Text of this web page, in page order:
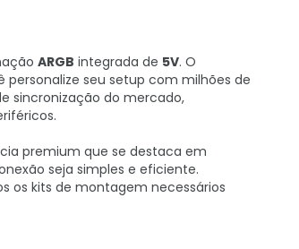
ARGB integrada de 5V. O
seu setup com milhões de
sincronização do mercado,
premium que se destaca em
seja simples e eficiente.
os kits de montagem necessários